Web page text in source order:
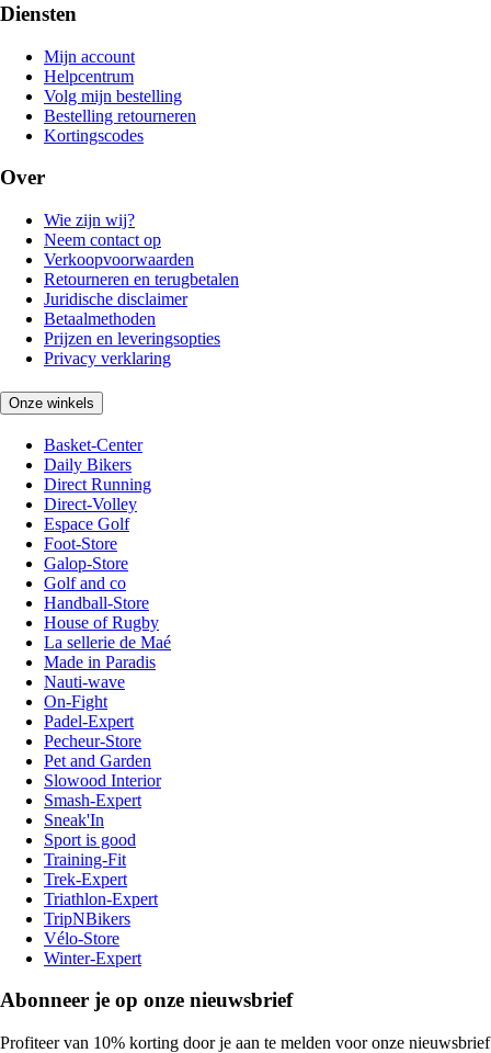
Diensten
Mijn account
Helpcentrum
Volg mijn bestelling
Bestelling retourneren
Kortingscodes
Over
Wie zijn wij?
Neem contact op
Verkoopvoorwaarden
Retourneren en terugbetalen
Juridische disclaimer
Betaalmethoden
Prijzen en leveringsopties
Privacy verklaring
Onze winkels
Basket-Center
Daily Bikers
Direct Running
Direct-Volley
Espace Golf
Foot-Store
Galop-Store
Golf and co
Handball-Store
House of Rugby
La sellerie de Maé
Made in Paradis
Nauti-wave
On-Fight
Padel-Expert
Pecheur-Store
Pet and Garden
Slowood Interior
Smash-Expert
Sneak'In
Sport is good
Training-Fit
Trek-Expert
Triathlon-Expert
TripNBikers
Vélo-Store
Winter-Expert
Abonneer je op onze nieuwsbrief
Profiteer van 10% korting door je aan te melden voor onze nieuwsbrief